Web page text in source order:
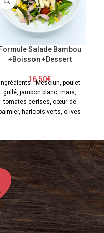
Formule Salade Bambou
+Boisson +Dessert
16.50€
Ingrédients : Mesclun, poulet
grillé, jambon blanc, maïs,
tomates cerises, cœur de
haricots verts, olives